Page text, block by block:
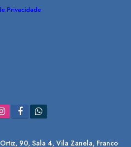
Privacidade
, 90, Sala 4, Vila Zanela, Franco